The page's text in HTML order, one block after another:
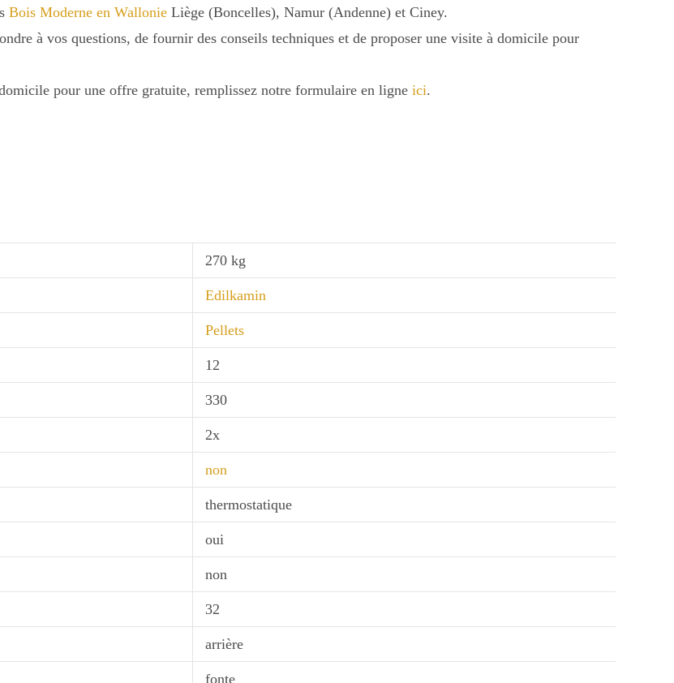
Bois Moderne en Wallonie Liège (Boncelles), Namur (Andenne) et Ciney.
à vos questions, de fournir des conseils techniques et de proposer une visite à domicile pour
pour une offre gratuite, remplissez notre formulaire en ligne ici.
270 kg
Edilkamin
Pellets
12
330
2x
non
thermostatique
oui
non
32
arrière
fonte